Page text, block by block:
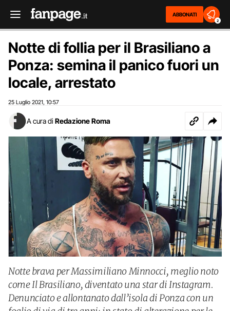
ABBONATI
2
Notte di follia per il Brasiliano a
Ponza: semina il panico fuori un
locale, arrestato
25 Luglio 2021 10:57
A cura di Redazione Roma
Notte brava per Massimiliano Minnocci, meglio noto
come Il Brasiliano, diventato una star di Instagram.
Denunciato e allontanato dall’isola di Ponza con un